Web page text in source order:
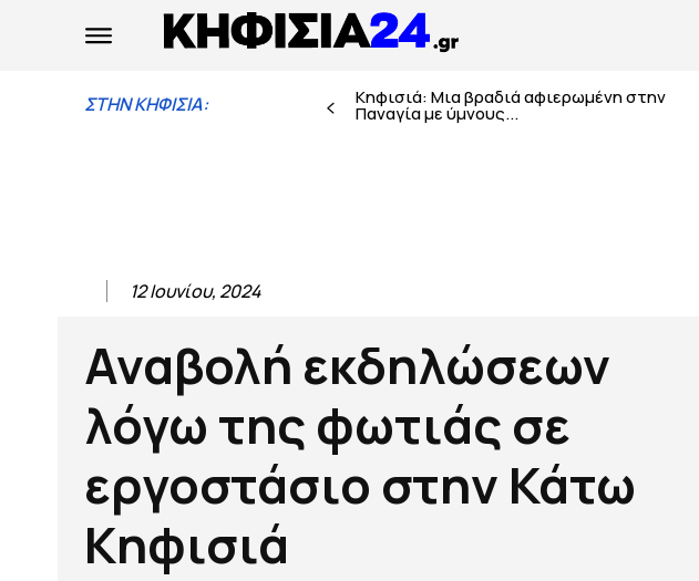
ΣΤΗΝ ΚΗΦΙΣΙΑ: Κηφισιά: Μια βραδιά αφιερωμένη στην
Παναγία με ύμνους...
12 Ιουνίου, 2024
Αναβολή εκδηλώσεων
λόγω της φωτιάς σε
εργοστάσιο στην Κάτω
Κηφισιά